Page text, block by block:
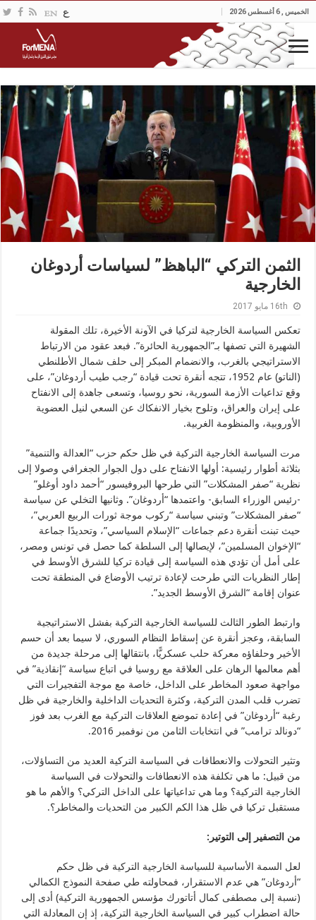
الخميس , 6 أغسطس 2026
الثمن التركي “الباهظ” لسياسات أردوغان
الخارجية
16th مايو 2017
تعكس السياسة الخارجية لتركيا في الآونة الأخيرة، تلك المقولة
الشهيرة التي تصفها بـ”الجمهورية الحائرة”. فبعد عقود من الارتباط
الاستراتيجي بالغرب، والانضمام المبكر إلى حلف شمال الأطلنطي
(الناتو) عام 1952، تتجه أنقرة تحت قيادة “رجب طيب أردوغان”، على
وقع تداعيات الأزمة السورية، نحو روسيا، وتسعى جاهدة إلى الانفتاح
على إيران والعراق، وتلوح بخيار الانفكاك عن السعي لنيل العضوية
الأوروبية، والمنظومة الغربية.
مرت السياسة الخارجية التركية في ظل حكم حزب “العدالة والتنمية”
بثلاثة أطوار رئيسية: أولها الانفتاح على دول الجوار الجغرافي وصولا إلى
نظرية “صفر المشكلات” التي طرحها البروفيسور “أحمد داود أوغلو”
-رئيس الوزراء السابق- واعتمدها “أردوغان”. وثانيها التخلي عن سياسة
“صفر المشكلات” وتبني سياسة “ركوب موجة ثورات الربيع العربي”،
حيث تبنت أنقرة دعم جماعات “الإسلام السياسي”، وتحديدًا جماعة
“الإخوان المسلمين”، لإيصالها إلى السلطة كما حصل في تونس ومصر،
على أمل أن تؤدي هذه السياسة إلى قيادة تركيا للشرق الأوسط في
إطار النظريات التي طرحت لإعادة ترتيب الأوضاع في المنطقة تحت
عنوان إقامة “الشرق الأوسط الجديد”.
وارتبط الطور الثالث للسياسة الخارجية التركية بفشل الاستراتيجية
السابقة، وعجز أنقرة عن إسقاط النظام السوري، لا سيما بعد أن حسم
الأخير وحلفاؤه معركة حلب عسكريًّا، بانتقالها إلى مرحلة جديدة من
أهم معالمها الرهان على العلاقة مع روسيا في اتباع سياسة “إنقاذية” في
مواجهة صعود المخاطر على الداخل، خاصة مع موجة التفجيرات التي
تضرب قلب المدن التركية، وكثرة التحديات الداخلية والخارجية في ظل
رغبة “أردوغان” في إعادة تموضع العلاقات التركية مع الغرب بعد فوز
“دونالد ترامب” في انتخابات الثامن من نوفمبر 2016.
وتثير التحولات والانعطافات في السياسة التركية العديد من التساؤلات،
من قبيل: ما هي تكلفة هذه الانعطافات والتحولات في السياسة
الخارجية التركية؟ وما هي تداعياتها على الداخل التركي؟ والأهم ما هو
مستقبل تركيا في ظل هذا الكم الكبير من التحديات والمخاطر؟.
من التصفير إلى التوتير:
لعل السمة الأساسية للسياسة الخارجية التركية في ظل حكم
“أردوغان” هي عدم الاستقرار، فمحاولته طي صفحة النموذج الكمالي
(نسبة إلى مصطفى كمال أتاتورك مؤسس الجمهورية التركية) أدى إلى
حالة اضطراب كبير في السياسة الخارجية التركية، إذ إن المعادلة التي